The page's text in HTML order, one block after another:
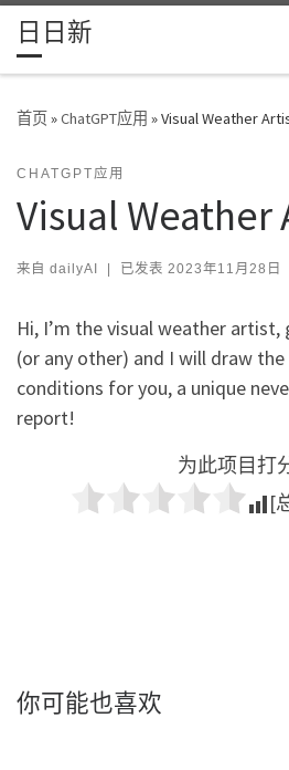
Skip to content
日日新
首页»ChatGPT应用 »Visual Weather
CHATGPT应用
Visual Weather
来自 dailyAI | 已发表 2023年11月28日
Hi, I’m the visual weather
(or any other) and I will draw
conditions for you, a unique
report!
为此项目打
[
你可能也喜欢